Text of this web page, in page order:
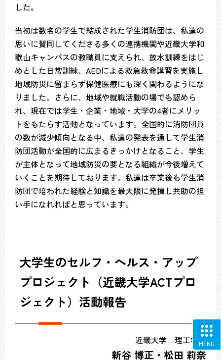
MENU
した。
当初は数名の学生で結成された学生消防団は、私達の
思いに賛同してくださる多くの連携機関や近畿大学和
歌山キャンパスの教職員に支えられ、放水訓練をはじ
めとした日常訓練、AEDによる救急救命講習を実施し
地域防災に留まらず保健医療にも深く関わるようにな
りました。さらに、地域や就職活動の場でも認めら
れ、現在では学生・企業・地域・大学の4者にメリッ
トをもたらす活動となっています。全国的に消防団員
の数が減少傾向となる中、私達の発表を通して学生消
防団活動が全国的に広まるきっかけとなること、学生
が主体となって地域防災の要となる組織が今後増えて
いくことを期待しております。私達は卒業後も学生消
防団で培われた経験と知識を最大限に発揮し共助の担
い手になれればと思っています。
大学生のセルフ・ヘルス・アップ
プロジェクト（近畿大学ACTプロ
ジェクト）活動報告
近畿大学 理工学部
新谷 博正・松田 莉奈